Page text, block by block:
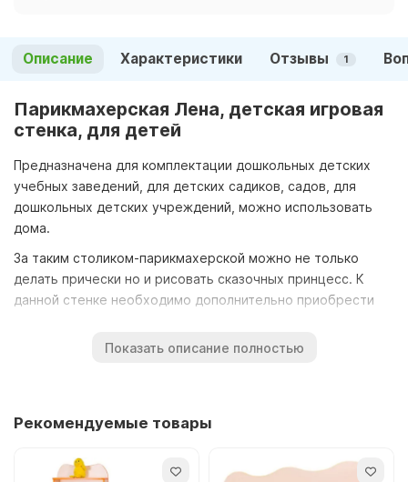
Описание Характеристики Отзывы 1
Парикмахерская Лена, детская игровая
стенка, для детей
Предназначена для комплектации дошкольных детских
учебных заведений, для детских садиков, садов, для
дошкольных детских учреждений, можно использовать
дома.
За таким столиком-парикмахерской можно не только
делать прически но и рисовать сказочных принцесс. К
данной стенке необходимо дополнительно приобрести
Габаритные размеры:
высота 1100 мм
оклеенное по торцам противоударной кромкой ПВХ. Углы
Показать описание полностью
Рекомендуемые товары